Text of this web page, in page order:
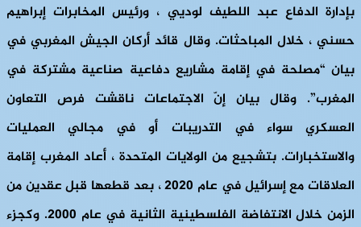
بإدارة الدفاع عبد اللطيف لوديي ، ورئيس المخابرات إبراهيم
حسني ، خلال المباحثات. وقال قائد أركان الجيش المغربي في
بيان “مصلحة في إقامة مشاريع دفاعية صناعية مشتركة في
المغرب”. وقال بيان إنّ الاجتماعات ناقشت فرص التعاون
العسكري سواء في التدريبات أو في مجالي العمليات
والاستخبارات. بتشجيع من الولايات المتحدة ، أعاد المغرب إقامة
العلاقات مع إسرائيل في عام 2020 ، بعد قطعها قبل عقدين من
الزمن خلال الانتفاضة الفلسطينية الثانية في عام 2000. وكجزء